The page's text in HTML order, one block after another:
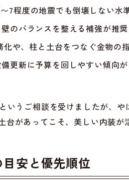
7程度の地震でも倒壊しない水
のバランスを整える補強が推奨
化や、柱と土台をつなぐ金物の
更新に予算を回しやすい傾向が
いうご相談を受けましたが、
があってこそ、美しい内装が
安と優先順位